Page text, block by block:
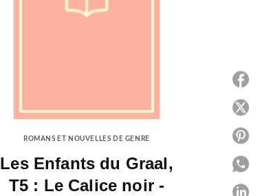
ROMANS ET NOUVELLES DE GENRE
Les Enfants du Graal,
T5 : Le Calice noir -